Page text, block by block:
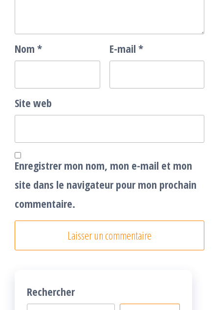
Nom * E-mail *
Site web
Enregistrer mon nom, mon e-mail et mon
site dans le navigateur pour mon prochain
commentaire.
Rechercher